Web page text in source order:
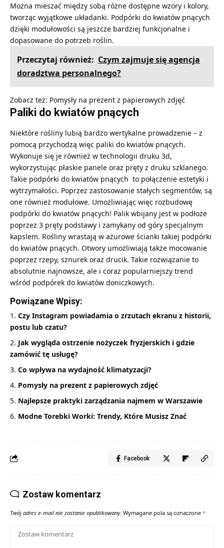
Można mieszać między sobą różne dostępne wzory i kolory,
tworząc wyjątkowe układanki. Podpórki do kwiatów pnących
dzięki modułowości są jeszcze bardziej funkcjonalne i
dopasowane do potrzeb roślin.
Przeczytaj również: Czym zajmuje się agencja
doradztwa personalnego?
Zobacz też: Pomysły na prezent z papierowych zdjęć
Paliki do kwiatów pnących
Niektóre rośliny lubią bardzo wertykalne prowadzenie – z
pomocą przychodzą więc paliki do kwiatów pnących.
Wykonuje się je również w technologii druku 3d,
wykorzystując płaskie panele oraz pręty z druku szklanego.
Takie podpórki do kwiatów pnących to połączenie estetyki i
wytrzymałości. Poprzez zastosowanie stałych segmentów, są
one również modułowe. Umożliwiając więc rozbudowę
podpórki do kwiatów pnących! Palik wbijany jest w podłoże
poprzez 3 pręty podstawy i zamykany od góry specjalnym
kapslem. Rośliny wrastają w ażurowe ścianki takiej podpórki
do kwiatów pnących. Otwory umożliwiają także mocowanie
poprzez rzepy, sznurek oraz drucik. Takie rozwiązanie to
absolutnie najnowsze, ale i coraz popularniejszy trend
wśród podpórek do kwiatów doniczkowych.
Powiązane Wpisy:
Czy Instagram powiadamia o zrzutach ekranu z historii,
postu lub czatu?
Jak wygląda ostrzenie nożyczek fryzjerskich i gdzie
zamówić tę usługę?
Co wpływa na wydajność klimatyzacji?
Pomysły na prezent z papierowych zdjęć
Najlepsze praktyki zarządzania najmem w Warszawie
Modne Torebki Worki: Trendy, Które Musisz Znać
Facebook
Zostaw komentarz
Twój adres e-mail nie zostanie opublikowany. Wymagane pola są oznaczone *